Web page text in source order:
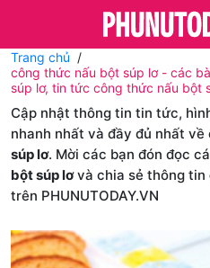
Trang chủ
công thức nấu bột súp lơ - các
súp lơ, tin tức công thức nấu bột
Cập nhật thông tin tin tức,
nhanh nhất và đầy đủ nhất về
súp lơ. Mời các bạn đón đọc
bột súp lơvà chia sẻ thông tin
trên PHUNUTODAY.VN